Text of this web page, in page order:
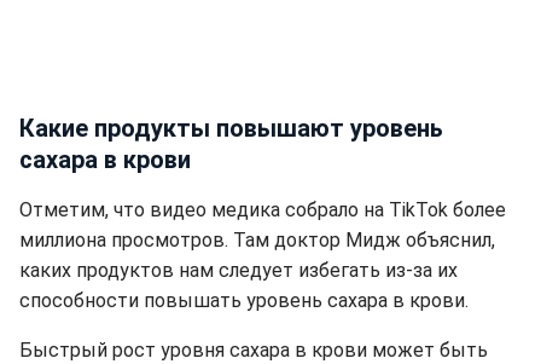
Какие продукты повышают уровень
сахара в крови
Отметим, что видео медика собрало на TikTok более
миллиона просмотров. Там доктор Мидж объяснил,
каких продуктов нам следует избегать из-за их
способности повышать уровень сахара в крови.
Быстрый рост уровня сахара в крови может быть